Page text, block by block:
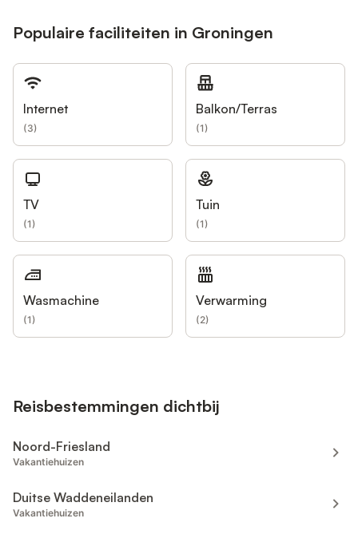
Populaire faciliteiten in Groningen
Internet
(3)
Balkon/Terras
(1)
TV
(1)
Tuin
(1)
Wasmachine
(1)
Verwarming
(2)
Reisbestemmingen dichtbij
Noord-Friesland
Vakantiehuizen
Duitse Waddeneilanden
Vakantiehuizen